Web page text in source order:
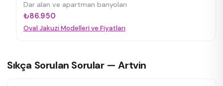
Dar alan ve apartman banyoları
₺86.950
Oval Jakuzi Modelleri ve Fiyatları
Sıkça Sorulan Sorular — Artvin